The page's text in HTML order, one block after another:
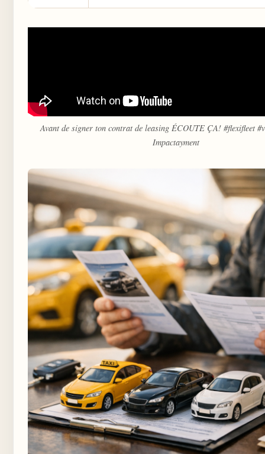
Avant de signer ton contrat de leasing ÉCOUTE ÇA! #flexifleet
Impactayment